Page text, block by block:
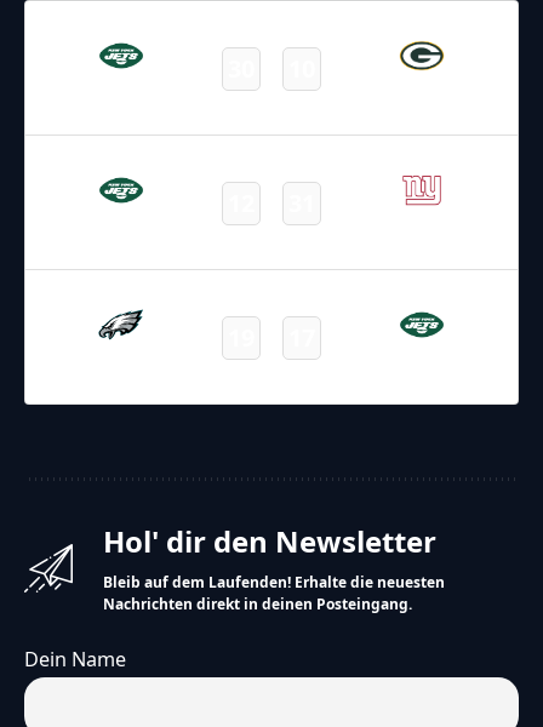
Hol' dir den Newsletter
Bleib auf dem Laufenden! Erhalte die neuesten
Nachrichten direkt in deinen Posteingang.
Dein Name